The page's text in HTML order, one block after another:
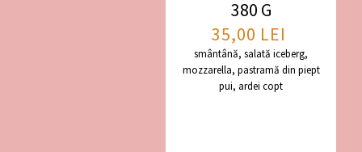
380 G
35,00 LEI
smântână, salată iceberg,
mozzarella, pastramă din piept
pui, ardei copt